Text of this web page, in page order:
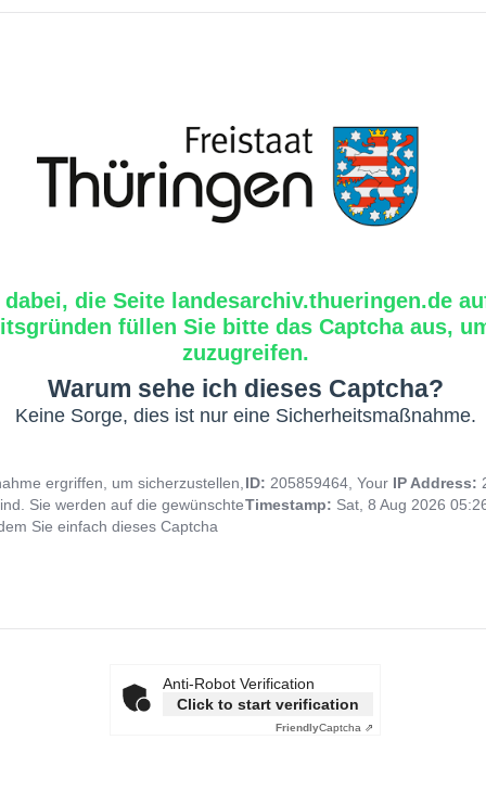
die Seite landesarchiv.thueringen.de
füllen Sie bitte das Captcha aus,
zuzugreifen.
Warum sehe ich dieses Captcha?
Keine Sorge, dies ist nur eine Sicherheitsmaßnahme.
ergriffen, um sicherzustellen,
Sie werden auf die gewünschte
Sie einfach dieses Captcha
ID: 205859464, Your IP Address:
Timestamp: Sat, 8 Aug 2026
Anti-Robot Verification
Click to start verification
FriendlyCaptcha ⇗